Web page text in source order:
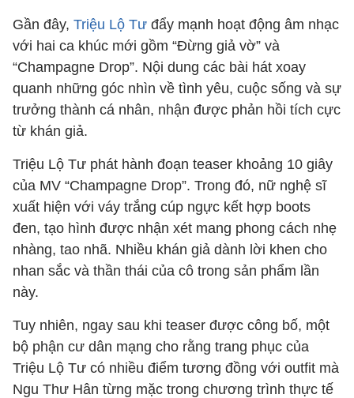
Gần đây, Triệu Lộ Tư đẩy mạnh hoạt động âm nhạc
với hai ca khúc mới gồm “Đừng giả vờ” và
“Champagne Drop”. Nội dung các bài hát xoay
quanh những góc nhìn về tình yêu, cuộc sống và sự
trưởng thành cá nhân, nhận được phản hồi tích cực
từ khán giả.
Triệu Lộ Tư phát hành đoạn teaser khoảng 10 giây
của MV “Champagne Drop”. Trong đó, nữ nghệ sĩ
xuất hiện với váy trắng cúp ngực kết hợp boots
đen, tạo hình được nhận xét mang phong cách nhẹ
nhàng, tao nhã. Nhiều khán giả dành lời khen cho
nhan sắc và thần thái của cô trong sản phẩm lần
này.
Tuy nhiên, ngay sau khi teaser được công bố, một
bộ phận cư dân mạng cho rằng trang phục của
Triệu Lộ Tư có nhiều điểm tương đồng với outfit mà
Ngu Thư Hân từng mặc trong chương trình thực tế